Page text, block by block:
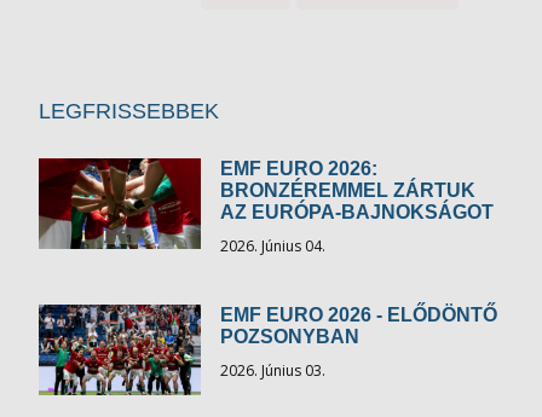
LEGFRISSEBBEK
EMF EURO 2026:
BRONZÉREMMEL ZÁRTUK
AZ EURÓPA-BAJNOKSÁGOT
2026. Június 04.
EMF EURO 2026 - ELŐDÖNTŐ
POZSONYBAN
2026. Június 03.